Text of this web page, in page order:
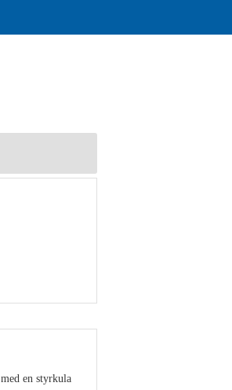
en styrkula